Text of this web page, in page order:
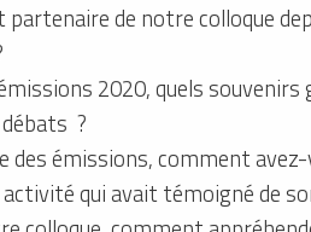
de notre colloque
2020, quels souvenirs
?
émissions, comment avez-
qui avait témoigné de